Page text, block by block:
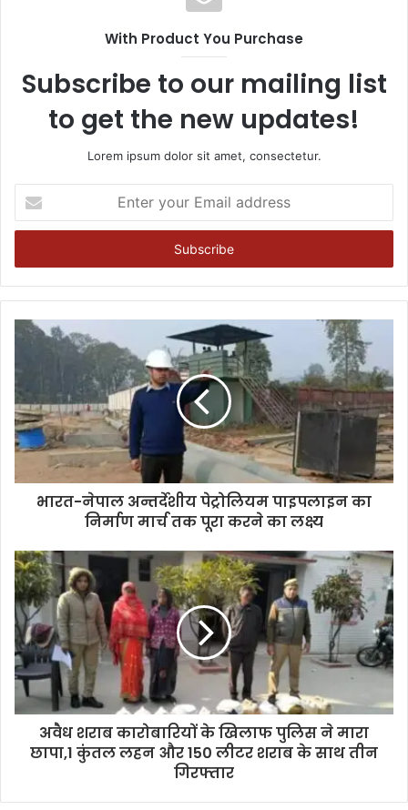
With Product You Purchase
Subscribe to our mailing list
to get the new updates!
Lorem ipsum dolor sit amet, consectetur.
your
Email
भारत-नेपाल अन्तर्देशीय पेट्रोलियम पाइपलाइन का
निर्माण मार्च तक पूरा करने का लक्ष्य
अवैध शराब कारोबारियों के खिलाफ पुलिस ने मारा
छापा,1 कुंतल लहन और 150 लीटर शराब के साथ तीन
गिरफ्तार